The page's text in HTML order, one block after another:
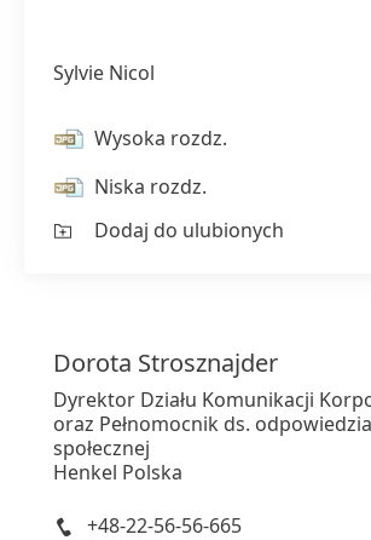
Sylvie Nicol
Wysoka rozdz.
Niska rozdz.
Dodaj do ulubionych
Dorota Strosznajder
Dyrektor Działu Komunikacji
oraz Pełnomocnik ds.
społecznej
Henkel Polska
+48-22-56-56-665